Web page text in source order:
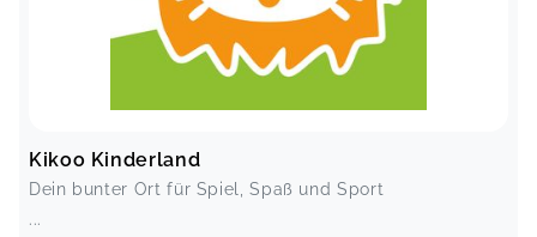
Kikoo Kinderland
Dein bunter Ort für Spiel, Spaß und Sport
...